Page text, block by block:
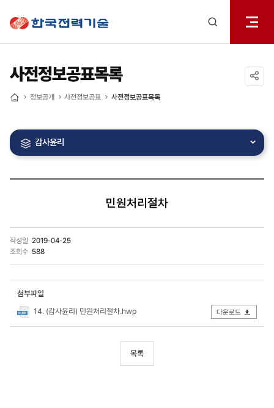
열기
사전정보공표목록
정보공개 사전정보공표 사전정보공표목록
감사윤리
민원처리절차
작성일 2019-04-25
조회수 588
첨부파일
14. (감사윤리) 민원처리절차.hwp
다운로드
목록